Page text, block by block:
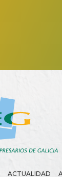
ACTUALIDAD